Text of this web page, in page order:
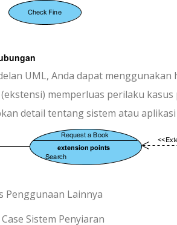
UML, Anda dapat menggunakan
memperluas perilaku
detail tentang sistem atau
Penggunaan Lainnya
Sistem Penyiaran